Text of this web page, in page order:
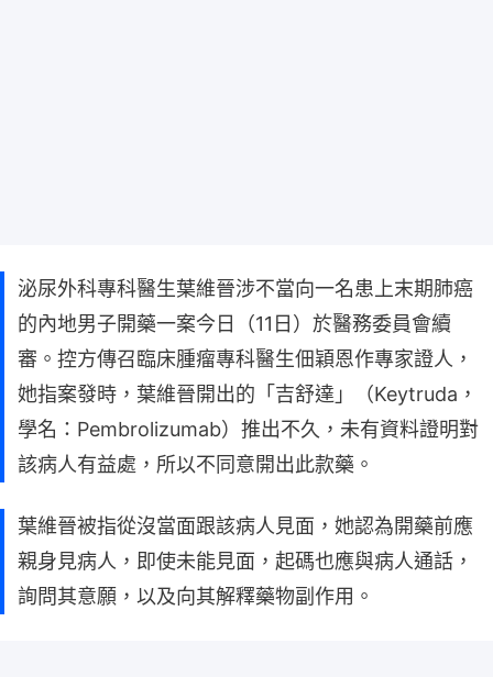
泌尿外科專科醫生葉維晉涉不當向一名患上末期肺癌
的內地男子開藥一案今日（11日）於醫務委員會續
審。控方傳召臨床腫瘤專科醫生佃穎恩作專家證人，
她指案發時，葉維晉開出的「吉舒達」（Keytruda，
學名：Pembrolizumab）推出不久，未有資料證明對
該病人有益處，所以不同意開出此款藥。
葉維晉被指從沒當面跟該病人見面，她認為開藥前應
親身見病人，即使未能見面，起碼也應與病人通話，
詢問其意願，以及向其解釋藥物副作用。